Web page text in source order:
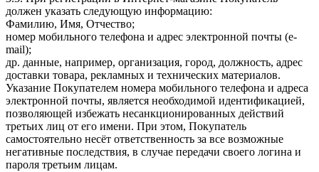
должен указать следующую информацию:
Фамилию, Имя, Отчество;
номер мобильного телефона и адрес электронной почты (e-
mail);
др. данные, например, организация, город, должность, адрес
доставки товара, рекламных и технических материалов.
Указание Покупателем номера мобильного телефона и адреса
электронной почты, является необходимой идентификацией,
позволяющей избежать несанкционированных действий
третьих лиц от его имени. При этом, Покупатель
самостоятельно несёт ответственность за все возможные
негативные последствия, в случае передачи своего логина и
пароля третьим лицам.